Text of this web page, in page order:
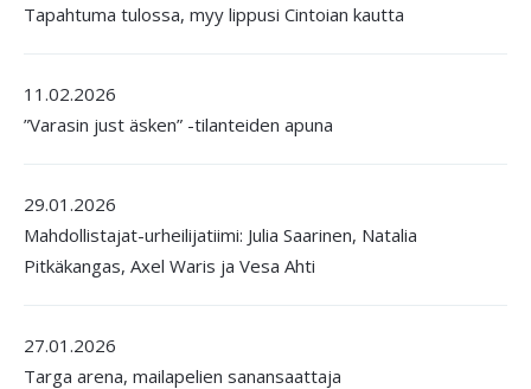
Tapahtuma tulossa, myy lippusi Cintoian kautta
11.02.2026
”Varasin just äsken” -tilanteiden apuna
29.01.2026
Mahdollistajat-urheilijatiimi: Julia Saarinen, Natalia
Pitkäkangas, Axel Waris ja Vesa Ahti
27.01.2026
Targa arena, mailapelien sanansaattaja